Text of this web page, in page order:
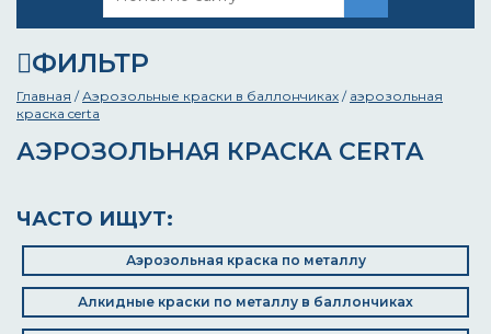
ФИЛЬТР
Главная /Аэрозольные краски в баллончиках / аэрозольная
краска certa
АЭРОЗОЛЬНАЯ КРАСКА CERTA
ЧАСТО ИЩУТ:
Аэрозольная краска по металлу
Алкидные краски по металлу в баллончиках